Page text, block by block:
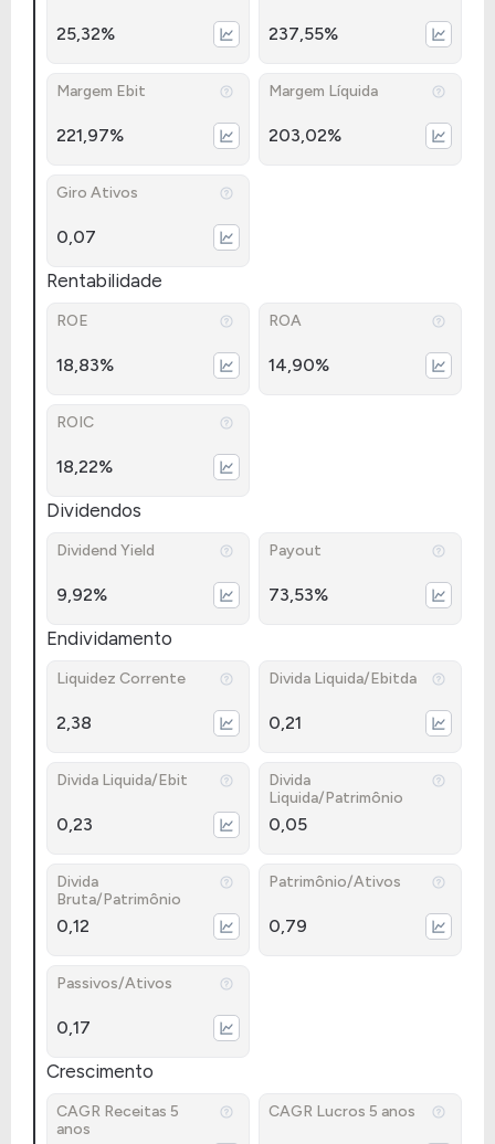
25,32% 237,55%
Margem Ebit
221,97%
Margem Líquida
203,02%
Giro Ativos
0,07
Rentabilidade
ROE
18,83%
ROA
14,90%
ROIC
18,22%
Dividendos
Dividend Yield
9,92%
Payout
73,53%
Endividamento
Liquidez Corrente
2,38
Divida Liquida/Ebitda
0,21
Divida Liquida/Ebit
0,23
Divida
Liquida/Patrimônio
0,05
Divida
Bruta/Patrimônio
0,12
Patrimônio/Ativos
0,79
Passivos/Ativos
0,17
Crescimento
CAGR Receitas 5
anos
CAGR Lucros 5 anos